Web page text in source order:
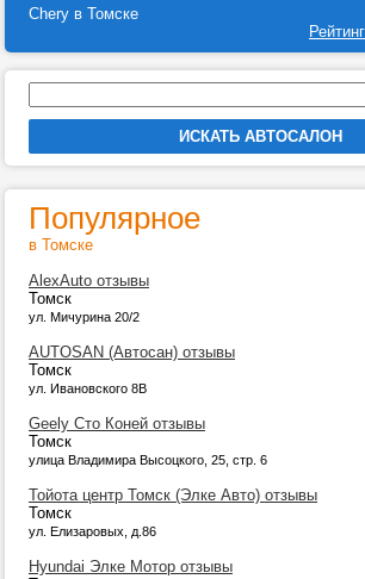
Chery в Томске
Популярное
в Томске
AlexAuto отзывы
Томск
ул. Мичурина 20/2
AUTOSAN (Автосан) отзывы
Томск
ул. Ивановского 8В
Geely Сто Коней отзывы
Томск
улица Владимира Высоцкого, 25, стр. 6
Тойота центр Томск (Элке Авто) отзывы
Томск
ул. Елизаровых, д.86
Hyundai Элке Мотор отзывы